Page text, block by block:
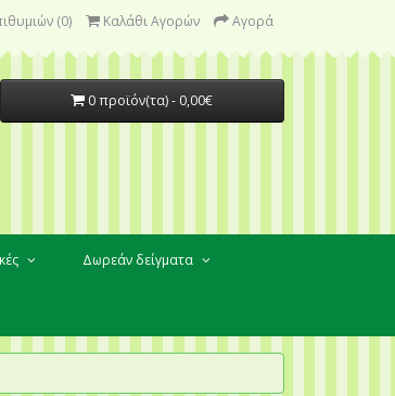
(0) Καλάθι Αγορών Αγορά
0 προϊόν(τα) - 0,00€
Δωρεάν δείγματα